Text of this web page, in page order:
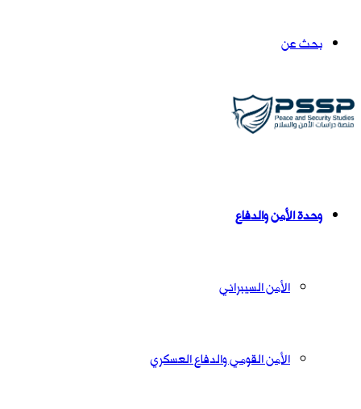
بحث عن
وحدة الأمن والدفاع
الأمن السيبراني
الأمن القومي والدفاع العسكري